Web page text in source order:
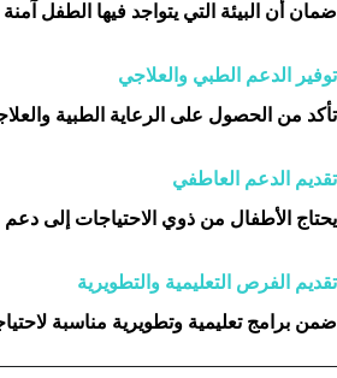
ضمان أن البيئة التي يتواجد فيها الطفل
توفير الدعم الطبي والعلاجي
تأكد من الحصول على الرعاية الطبية
تقديم الدعم العاطفي
يحتاج الأطفال من ذوي الاحتياجات إلى
تقديم الفرص التعليمية والتطويرية
ضمن برامج تعليمية وتطويرية مناسبة